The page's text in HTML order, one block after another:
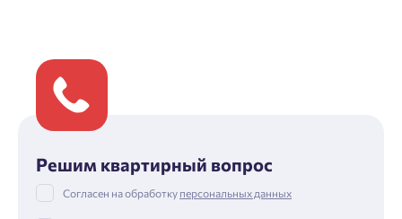
Решим квартирный вопрос
Согласен на обработку персональных данных